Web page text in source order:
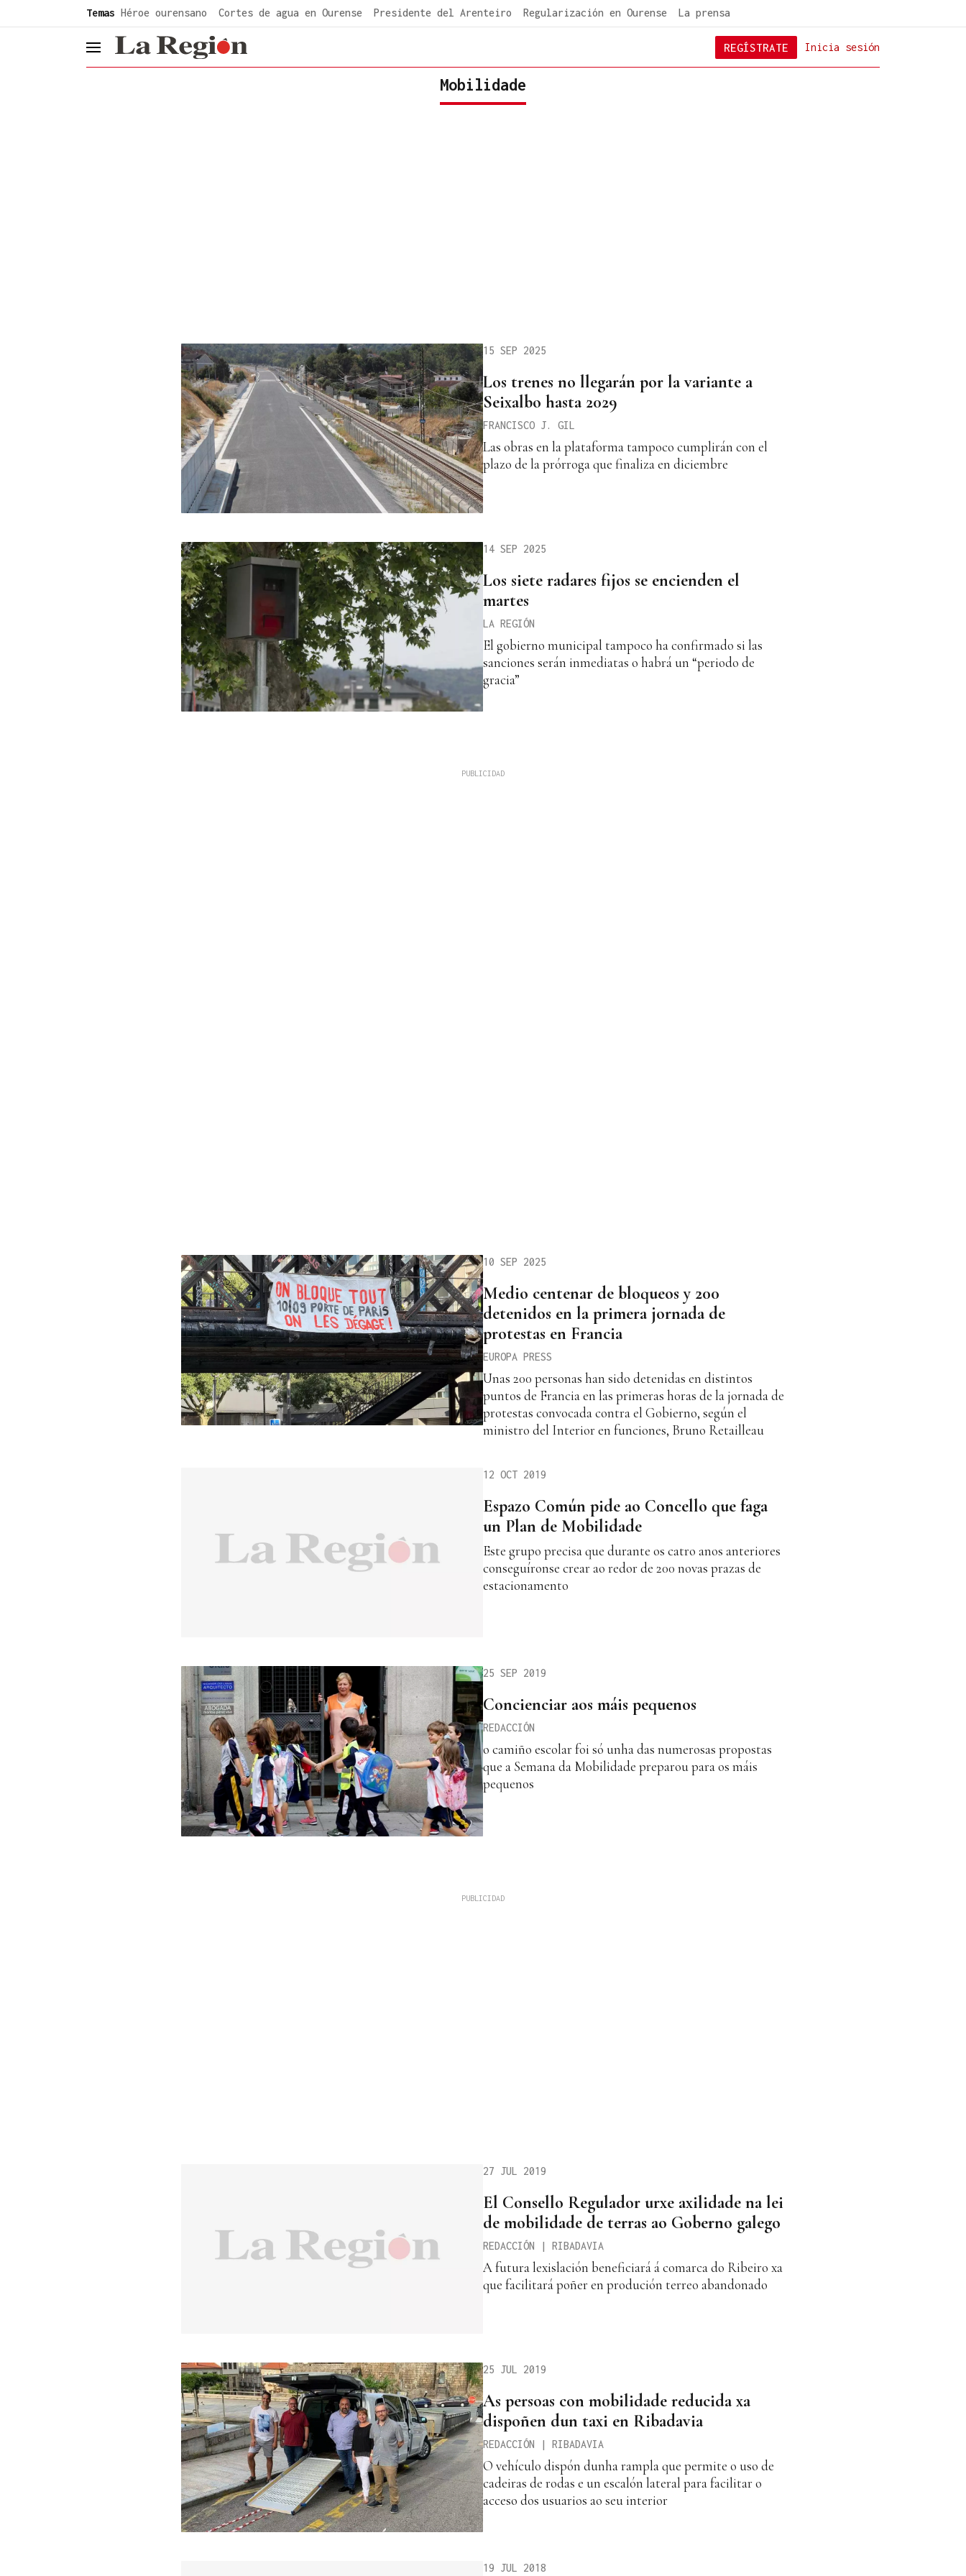
Temas Héroe ourensano Cortes de agua en Ourense Presidente del Arenteiro Regularización en Ourense La prensa
header.menu.open Inicia sesión
REGÍSTRATE
Mobilidade
15 SEP 2025
Los trenes no llegarán por la variante a
Seixalbo hasta 2029
FRANCISCO J. GIL
Las obras en la plataforma tampoco cumplirán con el
plazo de la prórroga que finaliza en diciembre
14 SEP 2025
Los siete radares fijos se encienden el
martes
LA REGIÓN
El gobierno municipal tampoco ha confirmado si las
sanciones serán inmediatas o habrá un “periodo de
gracia”
10 SEP 2025
Medio centenar de bloqueos y 200
detenidos en la primera jornada de
protestas en Francia
EUROPA PRESS
Unas 200 personas han sido detenidas en distintos
puntos de Francia en las primeras horas de la jornada de
protestas convocada contra el Gobierno, según el
ministro del Interior en funciones, Bruno Retailleau
12 OCT 2019
Espazo Común pide ao Concello que faga
un Plan de Mobilidade
Este grupo precisa que durante os catro anos anteriores
conseguíronse crear ao redor de 200 novas prazas de
estacionamento
25 SEP 2019
Concienciar aos máis pequenos
REDACCIÓN
o camiño escolar foi só unha das numerosas propostas
que a Semana da Mobilidade preparou para os máis
pequenos
27 JUL 2019
El Consello Regulador urxe axilidade na lei
de mobilidade de terras ao Goberno galego
REDACCIÓN | RIBADAVIA
A futura lexislación beneficiará á comarca do Ribeiro xa
que facilitará poñer en produción terreo abandonado
25 JUL 2019
As persoas con mobilidade reducida xa
dispoñen dun taxi en Ribadavia
REDACCIÓN | RIBADAVIA
O vehículo dispón dunha rampla que permite o uso de
cadeiras de rodas e un escalón lateral para facilitar o
acceso dos usuarios ao seu interior
19 JUL 2018